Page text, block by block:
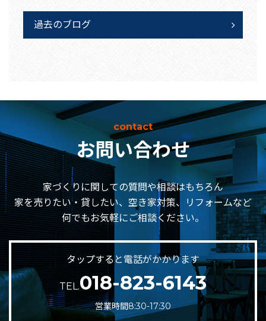
過去のブログ
contact
お問い合わせ
家づくりに関しての質問や相談はもちろん
家を売りたい・貸したい、空き家対策、リフォームなど
何でもお気軽にご相談ください。
タップすると電話がかかります
TEL.018-823-6143
営業時間8:30-17:30